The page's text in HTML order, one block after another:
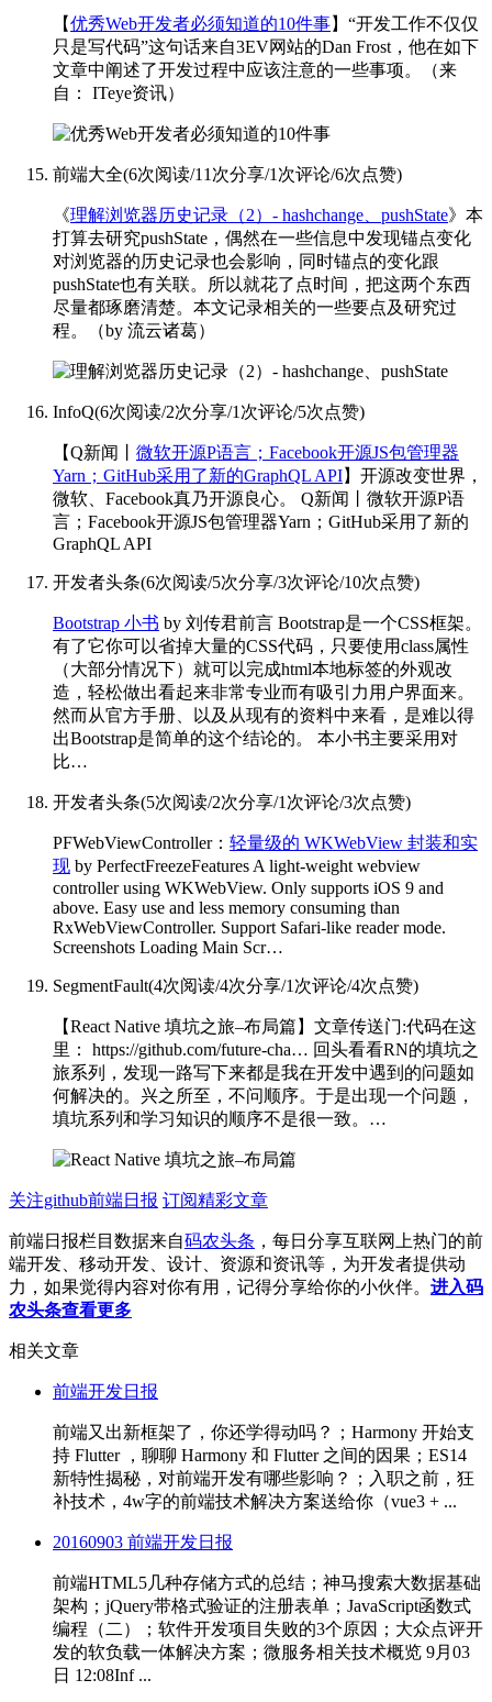
【优秀Web开发者必须知道的10件事】“开发工作不仅仅
只是写代码”这句话来自3EV网站的Dan Frost，他在如下
文章中阐述了开发过程中应该注意的一些事项。
（来
自： ITeye资讯）
前端大全(6次阅读/11次分享/1次评论/6次点赞)
《理解浏览器历史记录（2）- hashchange、pushState》本
打算去研究pushState，偶然在一些信息中发现锚点变化
对浏览器的历史记录也会影响，同时锚点的变化跟
pushState也有关联。所以就花了点时间，把这两个东西
尽量都琢磨清楚。本文记录相关的一些要点及研究过
程。
（by 流云诸葛）
InfoQ(6次阅读/2次分享/1次评论/5次点赞)
【Q新闻丨 微软开源P语言；Facebook开源JS包管理器
Yarn；GitHub采用了新的GraphQL API】开源改变世界，
微软、Facebook真乃开源良心。 Q新闻丨微软开源P语
言；Facebook开源JS包管理器Yarn；GitHub采用了新的
GraphQL API
开发者头条(6次阅读/5次分享/3次评论/10次点赞)
Bootstrap 小书 by 刘传君前言 Bootstrap是一个CSS框架。
有了它你可以省掉大量的CSS代码，只要使用class属性
（大部分情况下）就可以完成html本地标签的外观改
造，轻松做出看起来非常专业而有吸引力用户界面来。
然而从官方手册、以及从现有的资料中来看，是难以得
出Bootstrap是简单的这个结论的。 本小书主要采用对
比…
开发者头条(5次阅读/2次分享/1次评论/3次点赞)
PFWebViewController： 轻量级的 WKWebView 封装和实
现 by PerfectFreezeFeatures A light-weight webview
controller using WKWebView. Only supports iOS 9 and
above. Easy use and less memory consuming than
RxWebViewController. Support Safari-like reader mode.
Screenshots Loading Main Scr…
SegmentFault(4次阅读/4次分享/1次评论/4次点赞)
【React Native 填坑之旅–布局篇】文章传送门:代码在这
里： https://github.com/future-cha… 回头看看RN的填坑之
旅系列，发现一路写下来都是我在开发中遇到的问题如
何解决的。兴之所至，不问顺序。于是出现一个问题，
填坑系列和学习知识的顺序不是很一致。…
关注github前端日报 订阅精彩文章
前端日报栏目数据来自码农头条 ，每日分享互联网上热门的前
端开发、移动开发、设计、资源和资讯等，为开发者提供动
力，如果觉得内容对你有用，记得分享给你的小伙伴。 进入码
农头条查看更多
相关文章
前端开发日报
前端又出新框架了，你还学得动吗？；Harmony 开始支
持 Flutter ，聊聊 Harmony 和 Flutter 之间的因果；ES14
新特性揭秘，对前端开发有哪些影响？；入职之前，狂
补技术，4w字的前端技术解决方案送给你（vue3 + ...
20160903 前端开发日报
前端HTML5几种存储方式的总结；神马搜索大数据基础
架构；jQuery带格式验证的注册表单；JavaScript函数式
编程（二）；软件开发项目失败的3个原因；大众点评开
发的软负载一体解决方案；微服务相关技术概览 9月03
日 12:08Inf ...